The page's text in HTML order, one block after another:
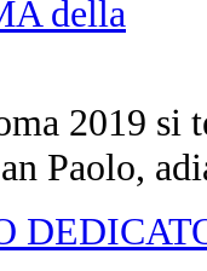
2019 si
Paolo,